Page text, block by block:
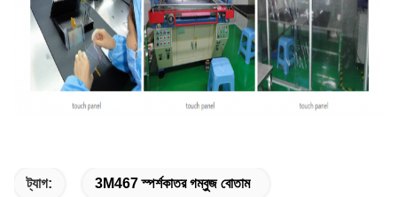
ট্যাগ: 3M467 স্পর্শকাতর গম্বুজ বোতাম